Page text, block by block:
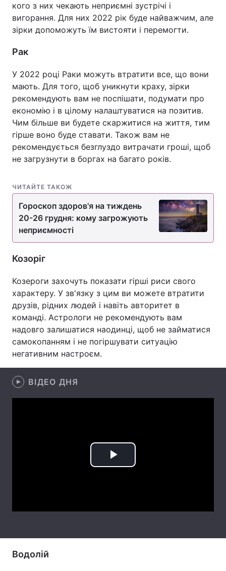
Війна
Україна Політика
Економіка
Наука
Техно і зв'язок Лайт
Зброя Інциденти
Здоров'я Туризм
Екологія Регіони
Лонгріди
Відео з Youtube Статті
Інтерв'ю
Архів Вакансії
Контакти
Послуги
кого з них чекають неприємні зустрічі і
вигорання. Для них 2022 рік буде найважчим, але
зірки допоможуть їм вистояти і перемогти.
Рак
У 2022 році Раки можуть втратити все, що вони
мають. Для того, щоб уникнути краху, зірки
рекомендують вам не поспішати, подумати про
економію і в цілому налаштуватися на позитив.
Чим більше ви будете скаржитися на життя, тим
гірше воно буде ставати. Також вам не
рекомендується безглуздо витрачати гроші, щоб
не загрузнути в боргах на багато років.
ЧИТАЙТЕ ТАКОЖ
Гороскоп здоров'я на тиждень
20-26 грудня: кому загрожують
неприємності
Козоріг
Козероги захочуть показати гірші риси свого
характеру. У зв'язку з цим ви можете втратити
друзів, рідних людей і навіть авторитет в
команді. Астрологи не рекомендують вам
надовго залишатися наодинці, щоб не займатися
самокопанням і не погіршувати ситуацію
негативним настроєм.
ВІДЕО ДНЯ
Play
Водолій